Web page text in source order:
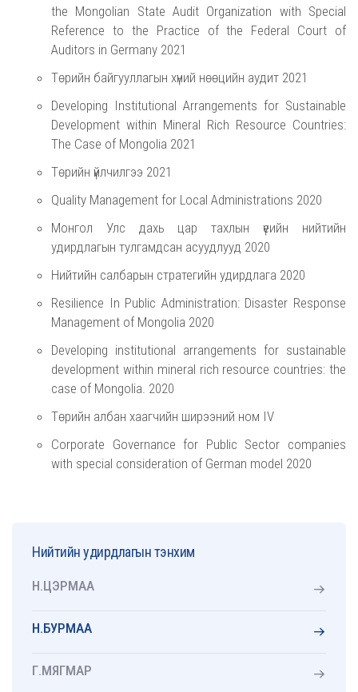
Нийтийн удирдлагын тэнхим
Н.ЦЭРМАА
Н.БУРМАА
Г.МЯГМАР
the Mongolian State Audit Organization with Special
Reference to the Practice of the Federal Court of
Auditors in Germany 2021
Төрийн байгууллагын хүний нөөцийн аудит 2021
Developing Institutional Arrangements for Sustainable
Development within Mineral Rich Resource Countries:
The Case of Mongolia 2021
Төрийн үйлчилгээ 2021
Quality Management for Local Administrations 2020
Монгол Улс дахь цар тахлын үеийн нийтийн
удирдлагын тулгамдсан асуудлууд 2020
Нийтийн салбарын стратегийн удирдлага 2020
Resilience In Public Administration: Disaster Response
Management of Mongolia 2020
Developing institutional arrangements for sustainable
development within mineral rich resource countries: the
case of Mongolia. 2020
Төрийн албан хаагчийн ширээний ном IV
Corporate Governance for Public Sector companies
with special consideration of German model 2020